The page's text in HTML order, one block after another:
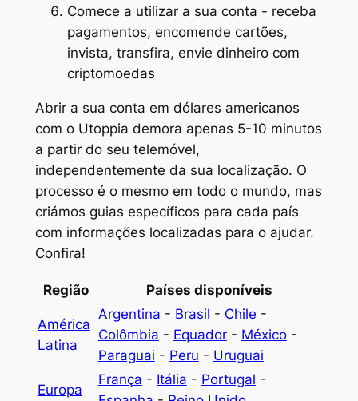
Comece a utilizar a sua conta - receba
pagamentos, encomende cartões,
invista, transfira, envie dinheiro com
criptomoedas
Abrir a sua conta em dólares americanos
com o Utoppia demora apenas 5-10 minutos
a partir do seu telemóvel,
independentemente da sua localização. O
processo é o mesmo em todo o mundo, mas
criámos guias específicos para cada país
com informações localizadas para o ajudar.
Confira!
Região Países disponíveis
América
Latina
Argentina - Brasil - Chile -
Colômbia - Equador- México-
Paraguai - Peru - Uruguai
Europa
França - Itália - Portugal -